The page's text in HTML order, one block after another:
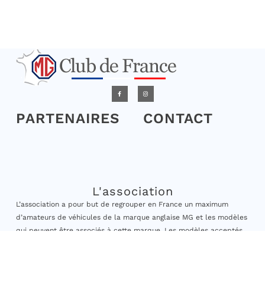
PARTENAIRES CONTACT
L'association
L’association a pour but de regrouper en France un maximum
d’amateurs de véhicules de la marque anglaise MG et les modèles
qui peuvent être associés à cette marque. Les modèles acceptés